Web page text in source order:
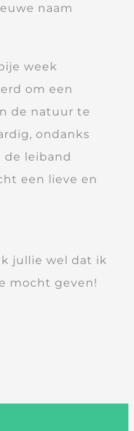
naam
week
om een
de natuur te
ondanks
de leiband
een lieve en
jullie wel dat ik
mocht geven!